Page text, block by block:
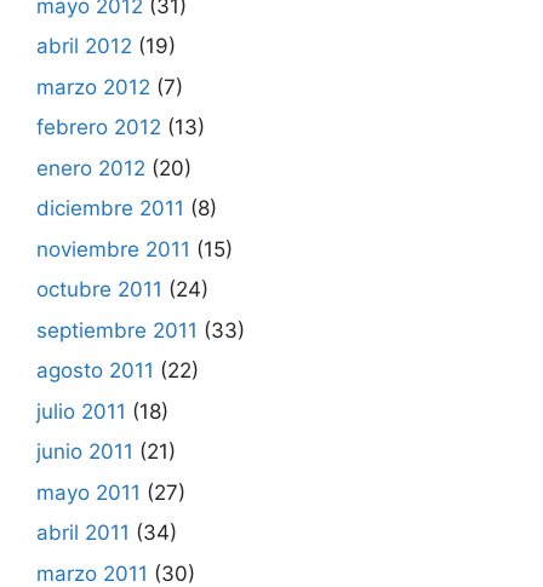
mayo 2012 (31)
abril 2012 (19)
marzo 2012 (7)
febrero 2012 (13)
enero 2012 (20)
diciembre 2011 (8)
noviembre 2011 (15)
octubre 2011 (24)
septiembre 2011 (33)
agosto 2011 (22)
julio 2011 (18)
junio 2011 (21)
mayo 2011 (27)
abril 2011 (34)
marzo 2011 (30)